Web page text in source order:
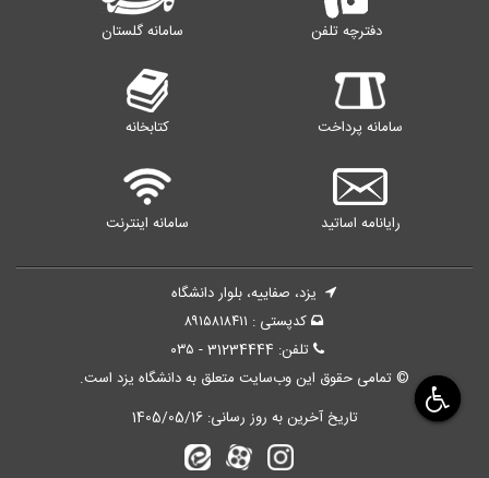
دفترچه تلفن سامانه گلستان
سامانه پرداخت کتابخانه
رایانامه اساتید سامانه اینترنت
یزد، صفاییه، بلوار دانشگاه
کدپستی : ۸۹۱۵۸۱۸۴۱۱
تلفن: 31234444 - ۰۳۵
© تمامی حقوق این وب‌سایت متعلق به دانشگاه یزد است.
تاریخ آخرین به روز رسانی:1405/05/16